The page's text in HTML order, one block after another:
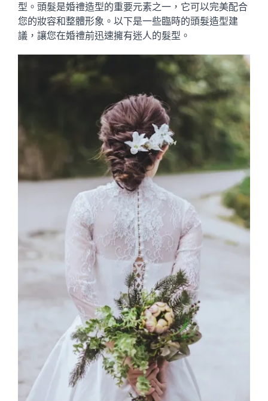
型。頭髮是婚禮造型的重要元素之一，它可以完美配合
您的妝容和整體形象。以下是一些臨時的頭髮造型建
議，讓您在婚禮前迅速擁有迷人的髮型。